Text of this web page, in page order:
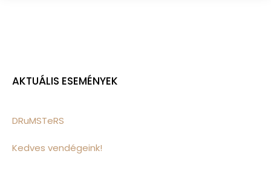
AKTUÁLIS ESEMÉNYEK
DRuMSTeRS
Kedves vendégeink!